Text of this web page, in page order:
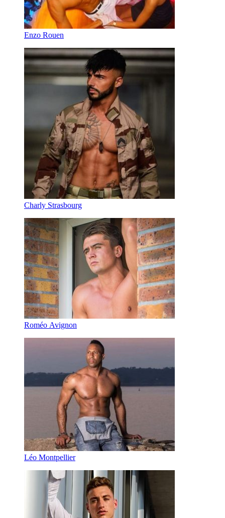
Enzo Rouen
Charly Strasbourg
Roméo Avignon
Léo Montpellier